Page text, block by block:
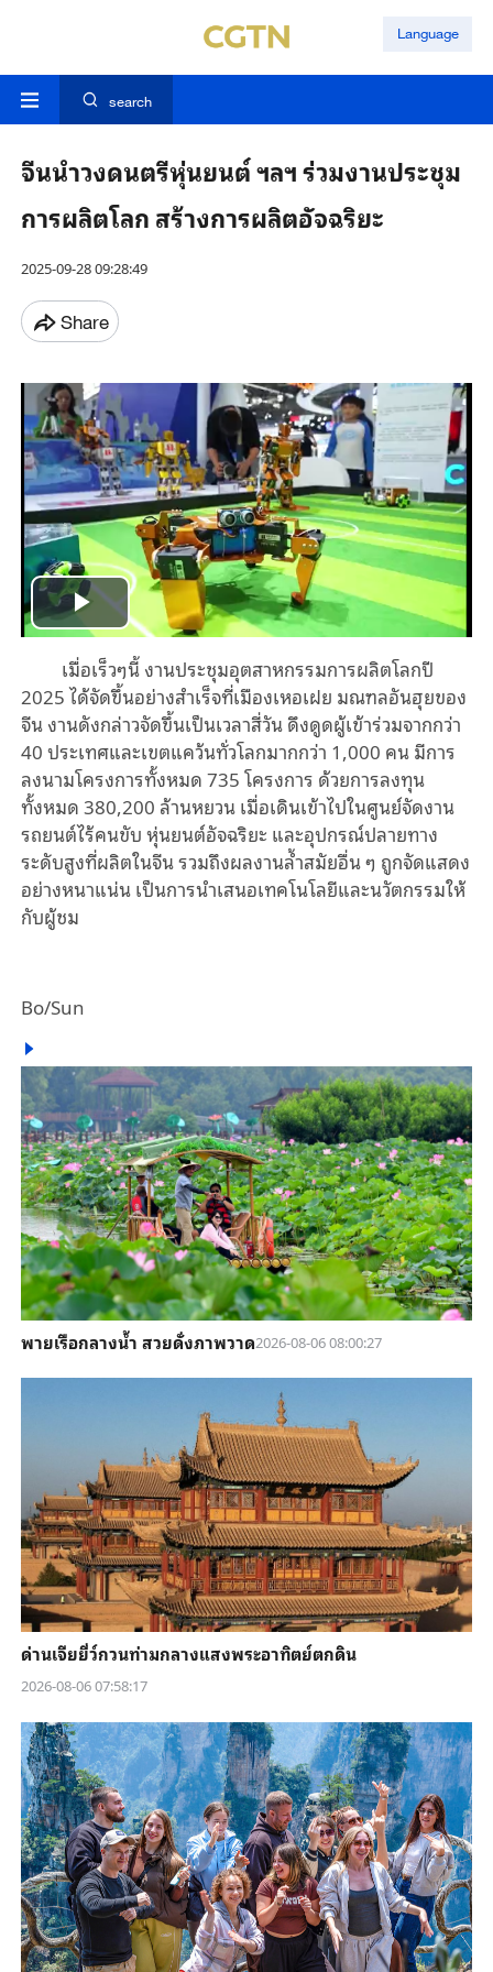
Language
search
จีนนำวงดนตรีหุ่นยนต์ ฯลฯ ร่วมงานประชุม
การผลิตโลก สร้างการผลิตอัจฉริยะ
2025-09-28 09:28:49
Share
Play
Video
เมื่อเร็วๆนี้ งานประชุมอุตสาหกรรมการผลิตโลกปี
2025 ได้จัดขึ้นอย่างสำเร็จที่เมืองเหอเฝย มณฑลอันฮุยของ
จีน งานดังกล่าวจัดขึ้นเป็นเวลาสี่วัน ดึงดูดผู้เข้าร่วมจากกว่า
40 ประเทศและเขตแคว้นทั่วโลกมากกว่า 1,000 คน มีการ
ลงนามโครงการทั้งหมด 735 โครงการ ด้วยการลงทุน
ทั้งหมด 380,200 ล้านหยวน เมื่อเดินเข้าไปในศูนย์จัดงาน
รถยนต์ไร้คนขับ หุ่นยนต์อัจฉริยะ และอุปกรณ์ปลายทาง
ระดับสูงที่ผลิตในจีน รวมถึงผลงานล้ำสมัยอื่น ๆ ถูกจัดแสดง
อย่างหนาแน่น เป็นการนำเสนอเทคโนโลยีและนวัตกรรมให้
กับผู้ชม
Bo/Sun
พายเรือกลางน้ำ สวยดั่งภาพวาด2026-08-06 08:00:27
ด่านเจียยี่ว์กวนท่ามกลางแสงพระอาทิตย์ตกดิน
2026-08-06 07:58:17